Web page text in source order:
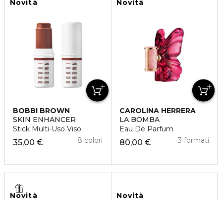
Novità
BOBBI BROWN
SKIN ENHANCER
Stick Multi-Uso Viso
35,00 € 8 colori
Novità
CAROLINA HERRERA
LA BOMBA
Eau De Parfum
80,00 € 3 formati
Novità Novità